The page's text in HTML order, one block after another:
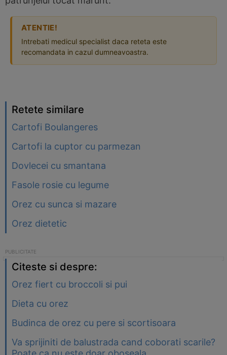
ATENTIE!
Intrebati medicul specialist daca reteta este
recomandata in cazul dumneavoastra.
Retete similare
Cartofi Boulangeres
Cartofi la cuptor cu parmezan
Dovlecei cu smantana
Fasole rosie cu legume
Orez cu sunca si mazare
Orez dietetic
Citeste si despre:
Orez fiert cu broccoli si pui
Dieta cu orez
Budinca de orez cu pere si scortisoara
Va sprijiniti de balustrada cand coborati scarile?